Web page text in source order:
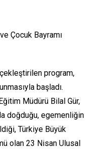
Çocuk Bayramı
program,
başladı.
Müdürü Bilal Gür,
doğduğu, egemenliğin
Türkiye Büyük
olan 23 Nisan Ulusal